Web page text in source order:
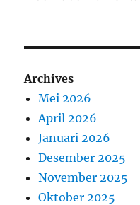
Archives
Mei 2026
April 2026
Januari 2026
Desember 2025
November 2025
Oktober 2025